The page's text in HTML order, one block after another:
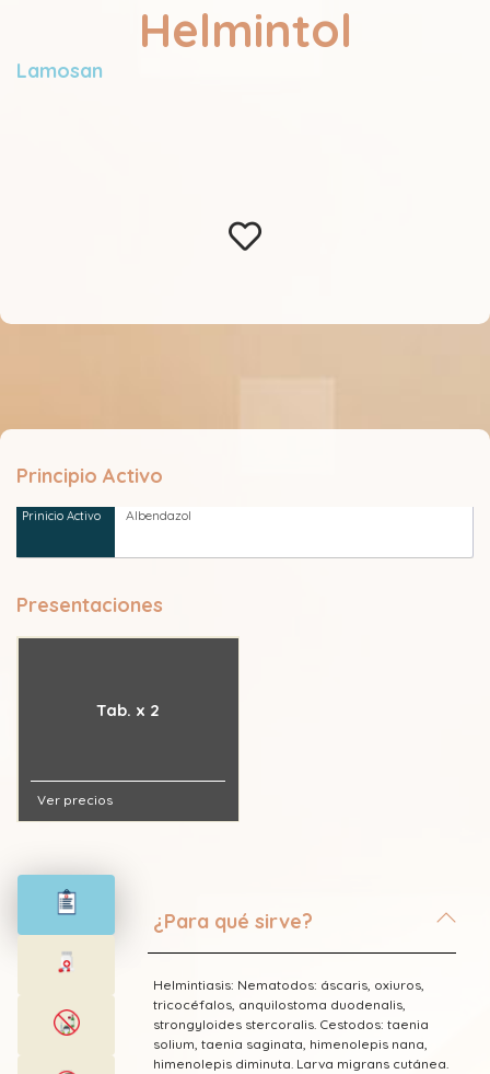
Helmintol
Lamosan
Principio Activo
Albendazol
Presentaciones
Tab. x 2
Ver precios
¿Para qué sirve?
Helmintiasis: Nematodos: áscaris, oxiuros,
tricocéfalos, anquilostoma duodenalis,
strongyloides stercoralis. Cestodos: taenia
solium, taenia saginata, himenolepis nana,
himenolepis diminuta. Larva migrans cutánea.